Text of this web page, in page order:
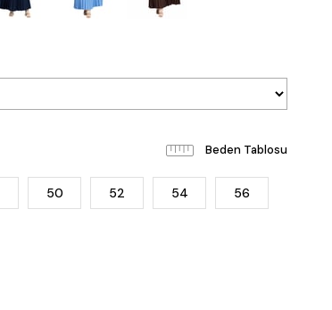
Beden Tablosu
50 52 54 56